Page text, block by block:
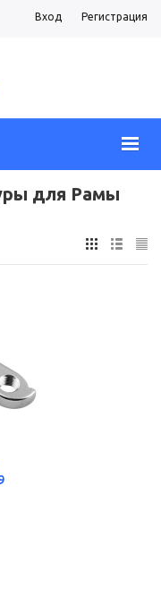
Вход Регистрация
для Рамы